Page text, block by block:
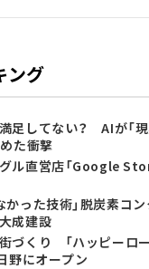
ング
足してない？ AIが「現
めた衝撃
ル直営店「Google
かった技術」脱炭素コン
成建設
づくり 「ハッピーロ
野にオープン